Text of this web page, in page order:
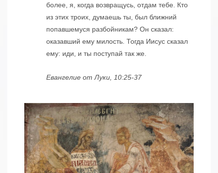
более, я, когда возвращусь, отдам тебе. Кто
из этих троих, думаешь ты, был ближний
попавшемуся разбойникам? Он сказал:
оказавший ему милость. Тогда Иисус сказал
ему: иди, и ты поступай так же.
Евангелие от Луки, 10:25-37